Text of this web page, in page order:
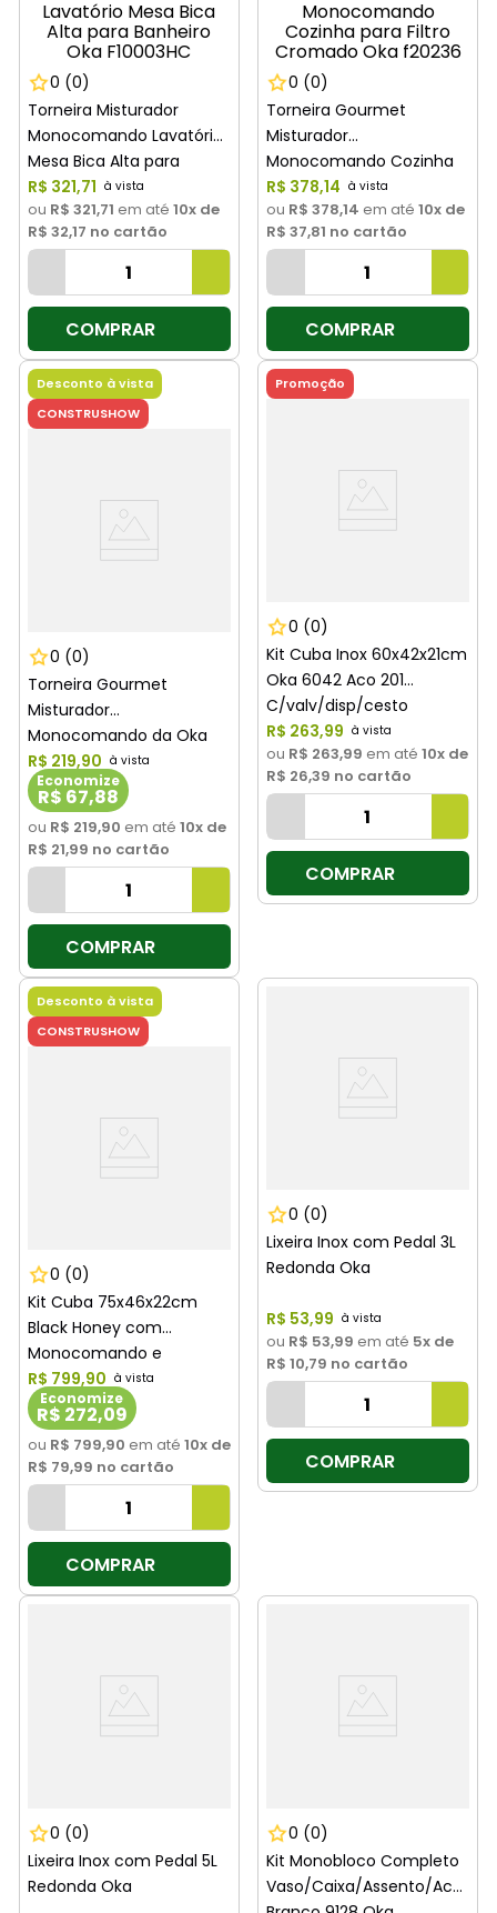
0 (0)
Torneira Misturador
Monocomando Lavatório
Mesa Bica Alta para
Banheiro Oka F10003HC
R$ 321,71
ou R$ 321,71 em até 10x de
R$ 32,17 no cartão
COMPRAR
0 (0)
Torneira Gourmet
Misturador
Monocomando Cozinha
para Filtro Cromado Oka
f20236
R$ 378,14
ou R$ 378,14 em até 10x de
R$ 37,81 no cartão
COMPRAR
Desconto à vista
CONSTRUSHOW
0 (0)
Torneira Gourmet
Misturador
Monocomando da Oka
Cozinha Mesa Gourmet
Cromado F20321
R$ 219,90
Economize
R$ 67,88
ou R$ 219,90 em até 10x de
R$ 21,99 no cartão
COMPRAR
Promoção
0 (0)
Kit Cuba Inox 60x42x21cm
Oka 6042 Aco 201
C/valv/disp/cesto
R$ 263,99
ou R$ 263,99 em até 10x de
R$ 26,39 no cartão
COMPRAR
Desconto à vista
CONSTRUSHOW
0 (0)
Kit Cuba 75x46x22cm
Black Honey com
Monocomando e
Acessórios Cozinha Oka
R$ 799,90
Economize
R$ 272,09
ou R$ 799,90 em até 10x de
R$ 79,99 no cartão
COMPRAR
0 (0)
Lixeira Inox com Pedal 3L
Redonda Oka
R$ 53,99
ou R$ 53,99 em até 5x de
R$ 10,79 no cartão
COMPRAR
0 (0)
Lixeira Inox com Pedal 5L
Redonda Oka
0 (0)
Kit Monobloco Completo
Vaso/Caixa/Assento/